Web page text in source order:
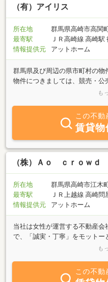
ますので事前に御連絡を頂け
ただきお問合せ下さい→http://
調査専門ＨＰ⇒http://
（有）アイリス
所在地
群馬県高崎市高関
最寄駅
ＪＲ高崎線 高崎駅
情報提供元
アットホーム
群馬県及び周辺の県市町村の
物件につきましては、競売・公
ております。落札できた物件
す。皆様の希望物件の調査事
を電話かメールにてお聞かせ
を満たす物件が見つかりまし
す。また、競売及び公売物件
にご相談頂ければ幸いです。
も
この不動
賃貸物
（株）Ａｏ ｃｒｏｗｄ
所在地
群馬県高崎市江木
最寄駅
ＪＲ上越線 高崎問
情報提供元
アットホーム
当社は女性が運営する不動産会
で、「誠実・丁寧」をモット
心して新生活をスタート出来
会社として、子育て世代の女
ったサービスをご提案いたし
も
この不動